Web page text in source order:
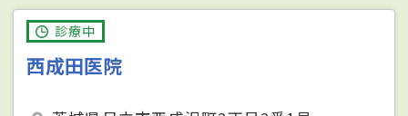
診療中
西成田医院